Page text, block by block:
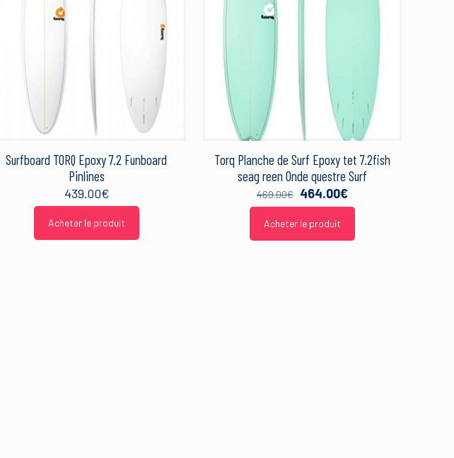
Surfboard TORQ Epoxy 7.2 Funboard
Pinlines
439.00€
Acheter le produit
Torq Planche de Surf Epoxy tet 7.2fish
seag reen Onde questre Surf
469.00€ Le
prix
initial
était :
464.00€Le
prix
est :
Acheter le produit